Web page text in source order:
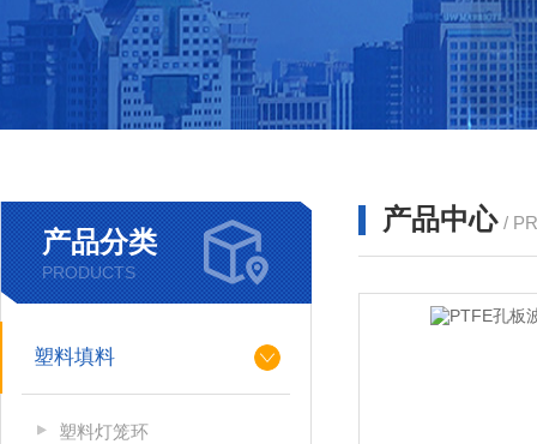
产品分类
PRODUCTS
塑料填料
塑料灯笼环
产品中心 /